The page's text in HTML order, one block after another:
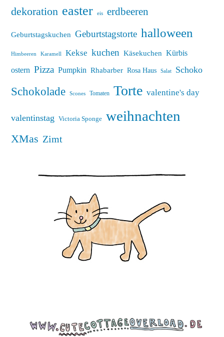
dekoration easter eis erdbeeren
Geburtstagskuchen Geburtstagstorte halloween
Himbeeren Karamell Kekse kuchen Käsekuchen Kürbis
ostern Pizza Pumpkin Rhabarber Rosa Haus Salat Schoko
Schokolade Scones Tomaten Torte valentine's day
valentinstag Victoria Sponge weihnachten
XMas Zimt